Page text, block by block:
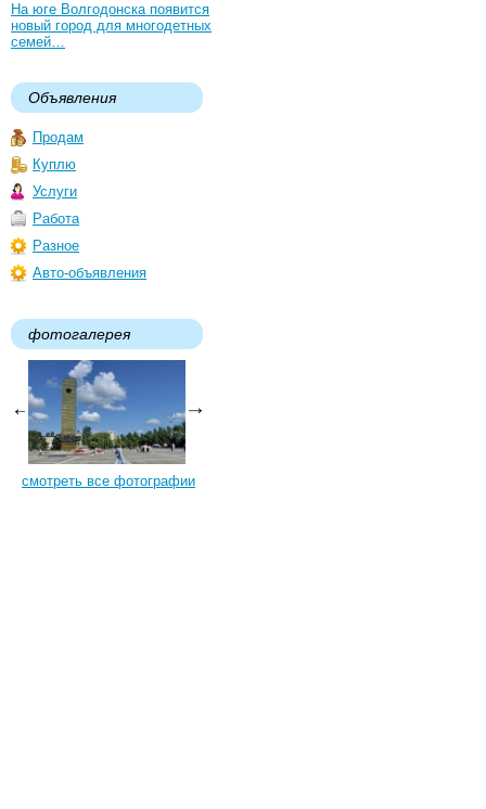
На юге Волгодонска появится
новый город для многодетных
семей…
Объявления
Продам
Куплю
Услуги
Работа
Разное
Авто-объявления
фотогалерея
смотреть все фотографии